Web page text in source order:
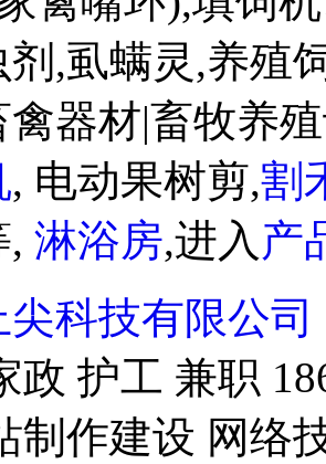
,虱螨灵,养殖
禽器材|畜牧养
, 电动果树剪,割
, 淋浴房,进入 产
科技有限公司
政 护工 兼职
制作建设 网络